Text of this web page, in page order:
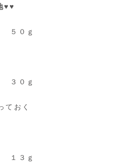
♥♥
０ｇ
０ｇ
おく
３ｇ